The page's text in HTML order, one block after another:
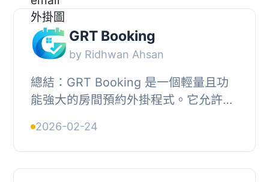
GRT Booking
by Ridhwan Ahsan
總結：GRT Booking 是一個輕量且功
能強大的房間預約外掛程式。它允許管
表單，供用戶查看房間的可用性。, , 問
題與答案：,...
2026-02-24